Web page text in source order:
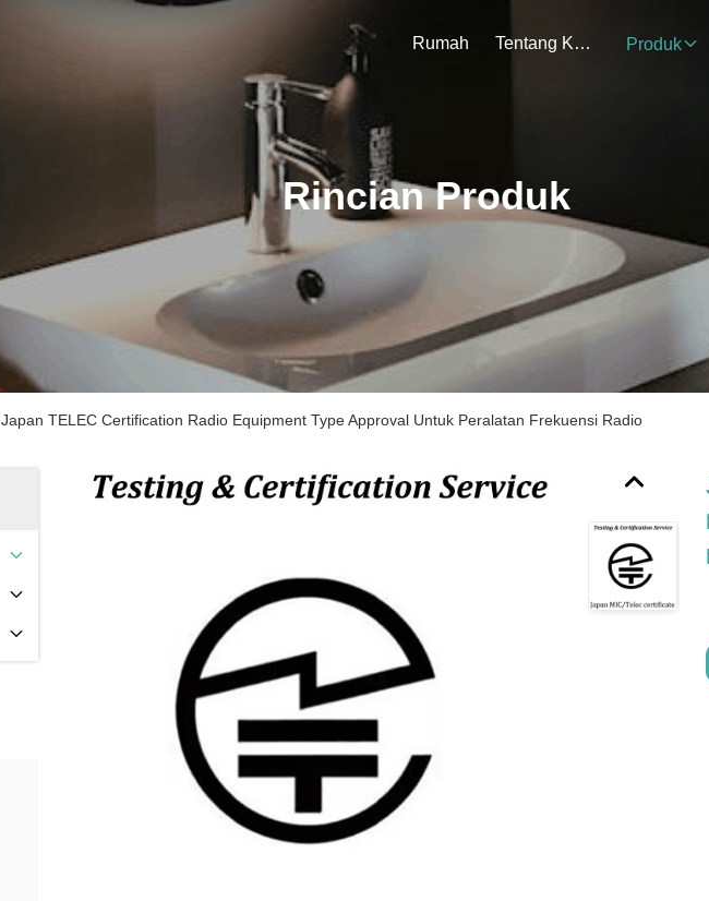
Rumah Tentang Kami Produk
Rincian Produk
Japan TELEC Certification Radio Equipment Type Approval Untuk Peralatan Frekuensi Radio